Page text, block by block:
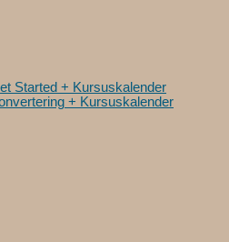
Started + Kursuskalender
+ Kursuskalender